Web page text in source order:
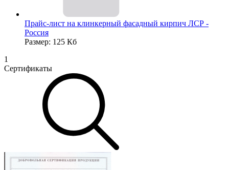
Прайс-лист на клинкерный фасадный кирпич ЛСР -
Россия
Размер: 125 Кб
1
Сертификаты